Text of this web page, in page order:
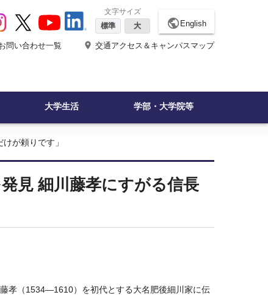
文字サイズ
標準
大 public English
問い合わせ一覧 place 交通アクセス＆キャンパスマップ
大学生活 学部・大学院等
が頼りです」
見 細川藤孝にすがる信長
孝（1534―1610）を初代とする大名肥後細川家に伝